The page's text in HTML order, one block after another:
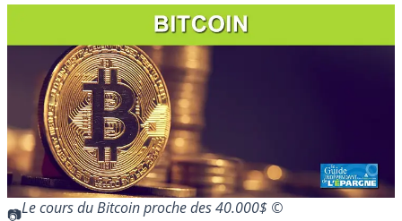
Le cours du Bitcoin proche des 40.000$ ©